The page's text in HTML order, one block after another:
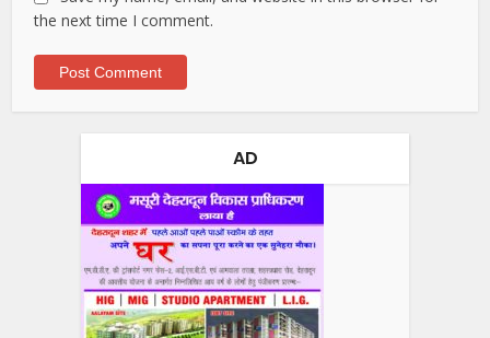
the next time I comment.
AD